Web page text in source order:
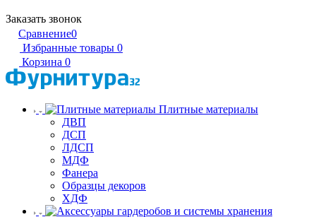
Заказать звонок
Сравнение0
Избранные товары 0
Корзина 0
Плитные материалы
ДВП
ДСП
ЛДСП
МДФ
Фанера
Образцы декоров
ХДФ